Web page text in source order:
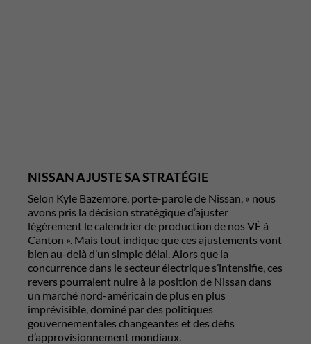
NISSAN AJUSTE SA STRATÉGIE
Selon Kyle Bazemore, porte-parole de Nissan, « nous
avons pris la décision stratégique d’ajuster
légèrement le calendrier de production de nos VÉ à
Canton ». Mais tout indique que ces ajustements vont
bien au-delà d’un simple délai. Alors que la
concurrence dans le secteur électrique s’intensifie, ces
revers pourraient nuire à la position de Nissan dans
un marché nord-américain de plus en plus
imprévisible, dominé par des politiques
gouvernementales changeantes et des défis
d’approvisionnement mondiaux.